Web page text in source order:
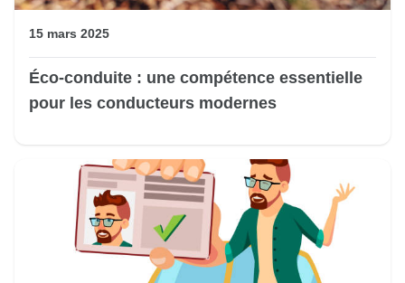
15 mars 2025
Éco-conduite : une compétence essentielle
pour les conducteurs modernes